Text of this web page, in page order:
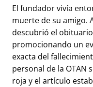
El fundador vivía
muerte de su amigo.
descubrió el
promocionando un
exacta del
personal de la OTAN
roja y el artículo